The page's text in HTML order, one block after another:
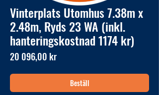
Vinterplats Utomhus 7.38m x
2.48m, Ryds 23 WA (inkl.
hanteringskostnad 1174 kr)
20 096,00 krPris
Beställ